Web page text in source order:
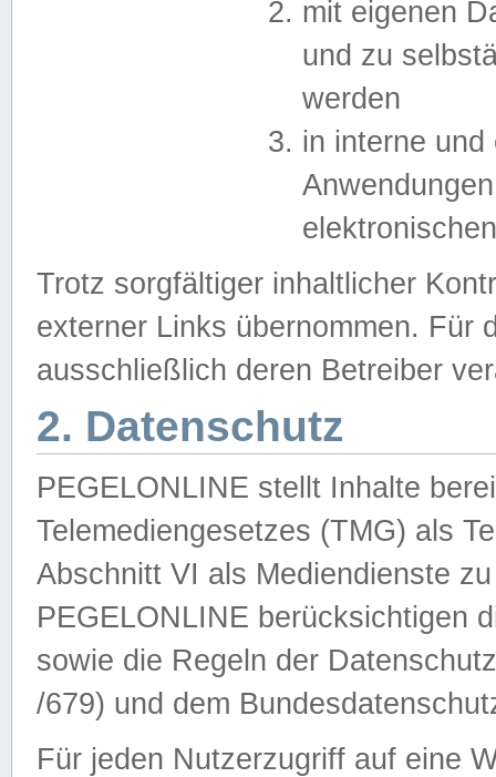
mit eigenen
und zu
werden
in interne
Trotz sorgfältiger inhaltlicher
externer Links übernommen. Für
ausschließlich deren Betreiber
2. Datenschutz
PEGELONLINE stellt Inhalte
Telemediengesetzes (TMG) als
Abschnitt VI als Mediendienste
PEGELONLINE berücksichtigen
sowie die Regeln der
/679) und dem
Für jeden Nutzerzugriff auf eine